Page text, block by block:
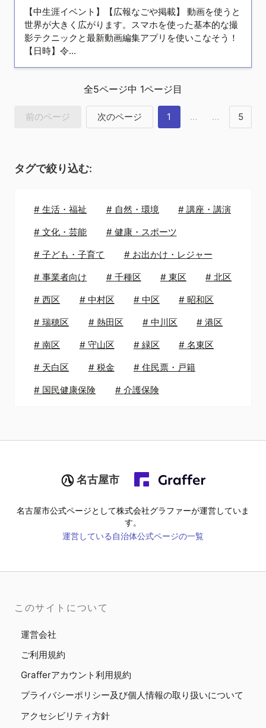
【中生涯イベント】【広報なごや掲載】 動画を使うと
世界が大きく広がります。スマホを使った基本的な撮
影テクニックと最新動画編集アプリを使いこなそう！
【日時】令...
全5ページ中 1ページ目
前のページ 次のページ 1 … … 5
タグで絞り込む:
#生活・福祉 # 自然・環境 # 講座・講演
#文化・芸能 # 健康・スポーツ
#子ども・子育て # お出かけ・レジャー
#事業者向け # 千種区 # 東区 #北区
#西区 # 中村区 # 中区 # 昭和区
#瑞穂区 # 熱田区 # 中川区 #港区
#南区 # 守山区 # 緑区 #名東区
# 天白区 # 税金 # 住民票・戸籍
# 国民健康保険 # 介護保険
名古屋市
名古屋市公式ページとして株式会社グラファーが運営していま
す。
運営している自治体公式ページの一覧
このサイトについて
運営会社
ご利用規約
Grafferアカウント利用規約
プライバシーポリシー及び個人情報の取り扱いについて
アクセシビリティ方針